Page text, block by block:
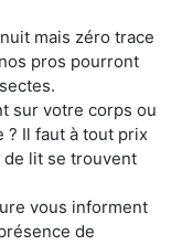
mais zéro trace
pros pourront
sur votre corps ou
? Il faut à tout prix
lit se trouvent
vous informent
de